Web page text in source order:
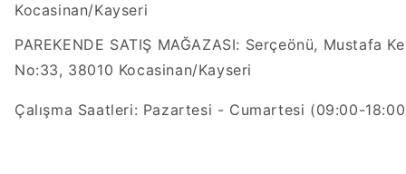
Kocasinan/Kayseri
PAREKENDE SATIŞ MAĞAZASI: Serçeönü, Mustafa
No:33, 38010 Kocasinan/Kayseri
Çalışma Saatleri: Pazartesi - Cumartesi (09:00-